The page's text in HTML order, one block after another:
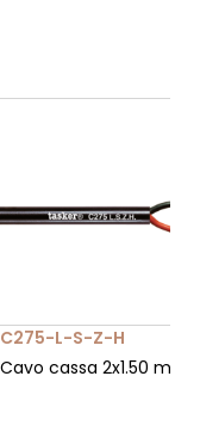
C275-L-S-Z-H
Cavo cassa 2x1.50 mm²